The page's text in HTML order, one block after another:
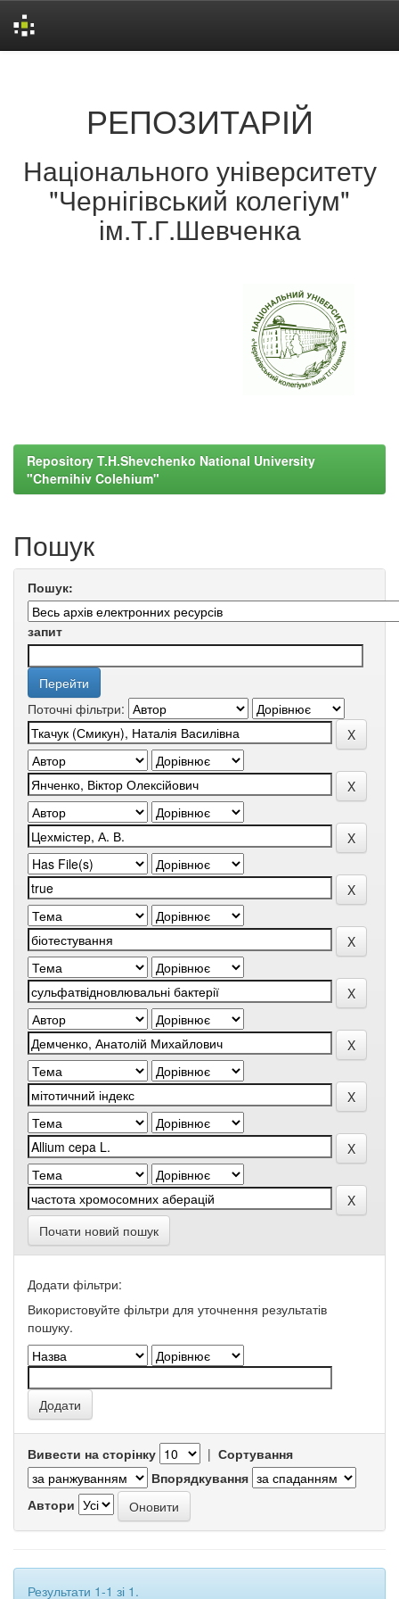
РЕПОЗИТАРІЙ
Національного університету
"Чернігівський колегіум"
ім.Т.Г.Шевченка
Repository T.H.Shevchenko National University
"Chernihiv Colehium"
Пошук
Пошук:
запит
Поточні фільтри:
Почати новий пошук
Додати фільтри:
Використовуйте фільтри для уточнення результатів
пошуку.
Вивести на сторінку | Сортування
Впорядкування
Автори
Результати 1-1 зі 1.